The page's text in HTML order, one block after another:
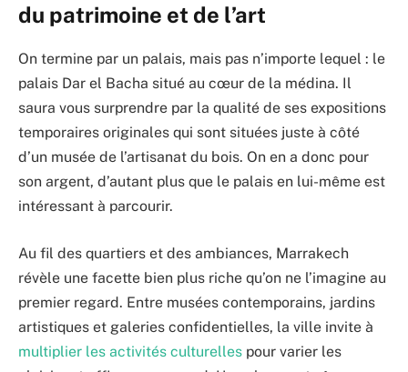
du patrimoine et de l’art
On termine par un palais, mais pas n’importe lequel : le
palais Dar el Bacha situé au cœur de la médina. Il
saura vous surprendre par la qualité de ses expositions
temporaires originales qui sont situées juste à côté
d’un musée de l’artisanat du bois. On en a donc pour
son argent, d’autant plus que le palais en lui-même est
intéressant à parcourir.
Au fil des quartiers et des ambiances, Marrakech
révèle une facette bien plus riche qu’on ne l’imagine au
premier regard. Entre musées contemporains, jardins
artistiques et galeries confidentielles, la ville invite à
multiplier les activités culturelles pour varier les